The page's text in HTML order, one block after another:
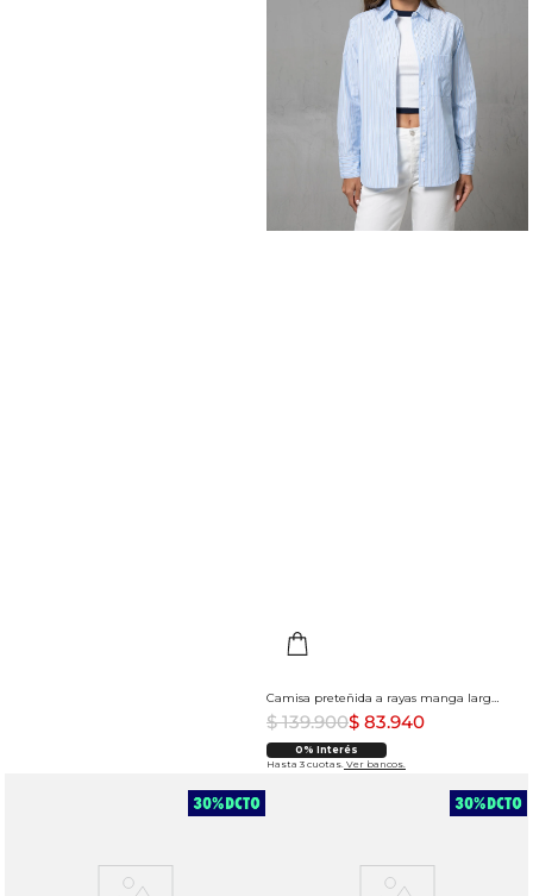
Camisa preteñida a rayas manga larga para mujer
$ 139.900$ 83.940
0% Interés
Hasta 3 cuotas. Ver bancos.